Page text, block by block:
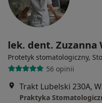
lek. dent. Zuzanna
Protetyk stomatologiczny,
56 opinii
Trakt Lubelski 230A,
Praktyka